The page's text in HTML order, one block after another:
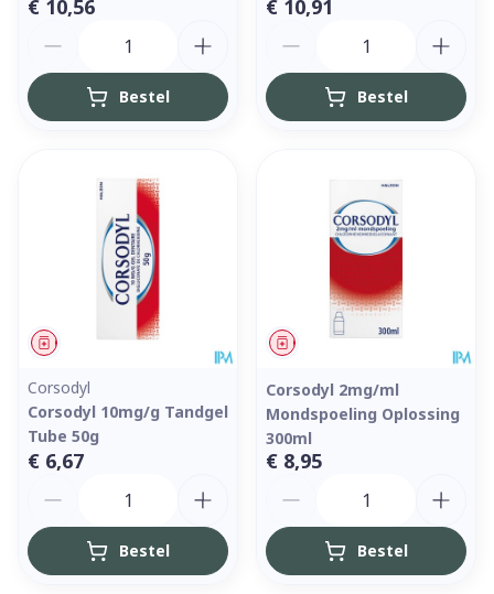
€ 10,56
Bestel
€ 10,91
Bestel
Geneesmiddel
Corsodyl
Corsodyl 10mg/g Tandgel
Tube 50g
€ 6,67
Bestel
Geneesmiddel
Corsodyl 2mg/ml
Mondspoeling Oplossing
300ml
€ 8,95
Bestel